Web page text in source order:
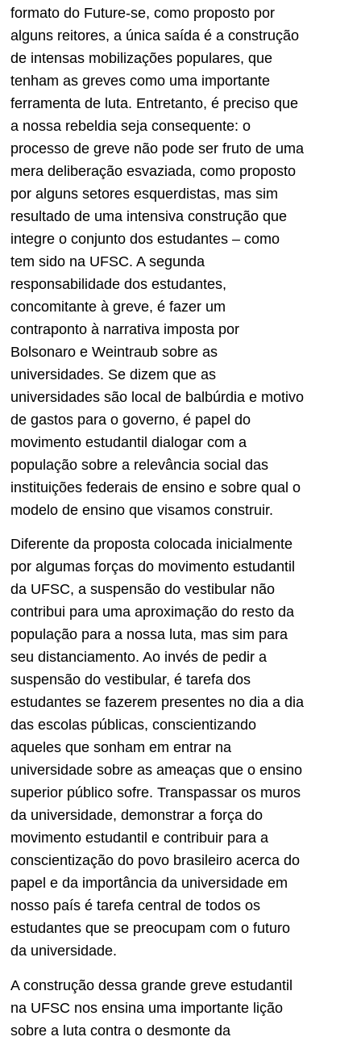
formato do Future-se, como proposto por
alguns reitores, a única saída é a construção
de intensas mobilizações populares, que
tenham as greves como uma importante
ferramenta de luta. Entretanto, é preciso que
a nossa rebeldia seja consequente: o
processo de greve não pode ser fruto de uma
mera deliberação esvaziada, como proposto
por alguns setores esquerdistas, mas sim
resultado de uma intensiva construção que
integre o conjunto dos estudantes – como
tem sido na UFSC. A segunda
responsabilidade dos estudantes,
concomitante à greve, é fazer um
contraponto à narrativa imposta por
Bolsonaro e Weintraub sobre as
universidades. Se dizem que as
universidades são local de balbúrdia e motivo
de gastos para o governo, é papel do
movimento estudantil dialogar com a
população sobre a relevância social das
instituições federais de ensino e sobre qual o
modelo de ensino que visamos construir.
Diferente da proposta colocada inicialmente
por algumas forças do movimento estudantil
da UFSC, a suspensão do vestibular não
contribui para uma aproximação do resto da
população para a nossa luta, mas sim para
seu distanciamento. Ao invés de pedir a
suspensão do vestibular, é tarefa dos
estudantes se fazerem presentes no dia a dia
das escolas públicas, conscientizando
aqueles que sonham em entrar na
universidade sobre as ameaças que o ensino
superior público sofre. Transpassar os muros
da universidade, demonstrar a força do
movimento estudantil e contribuir para a
conscientização do povo brasileiro acerca do
papel e da importância da universidade em
nosso país é tarefa central de todos os
estudantes que se preocupam com o futuro
da universidade.
A construção dessa grande greve estudantil
na UFSC nos ensina uma importante lição
sobre a luta contra o desmonte da